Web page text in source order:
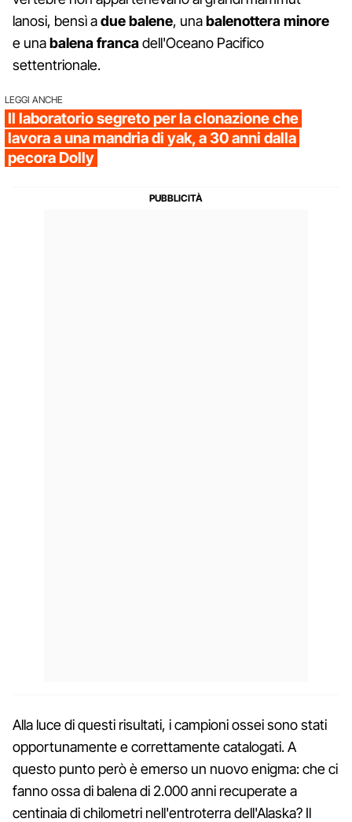
lanosi, bensì adue balene, unabalenottera minore
e unabalena francadell'Oceano Pacifico
settentrionale.
LEGGI ANCHE
Il laboratorio segreto per la clonazione che
lavora a una mandria di yak, a 30 anni dalla
pecora Dolly
Alla luce di questi risultati, i campioni ossei sono stati
opportunamente e correttamente catalogati. A
questo punto però è emerso un nuovo enigma: che ci
fanno ossa di balena di 2.000 anni recuperate a
centinaia di chilometri nell'entroterra dell'Alaska? Il